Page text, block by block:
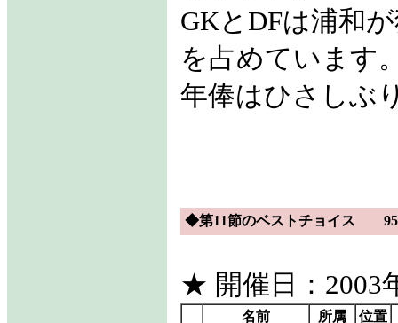
GKとDFは浦和
を占めています
年俸はひさしぶ
◆第11節のベストチョイス
★ 開催日：2003
名前 所属
位置